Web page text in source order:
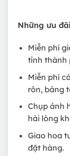
Những ưu
Miễn phí
tỉnh thành
Miễn phí
rôn, bảng
Chụp ảnh
hài lòng
Giao hoa
đặt hàng.